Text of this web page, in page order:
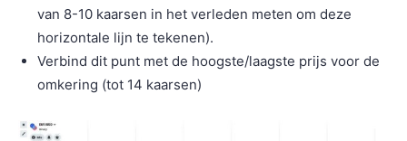
van 8-10 kaarsen in het verleden meten om deze
horizontale lijn te tekenen).
Verbind dit punt met de hoogste/laagste prijs voor de
omkering (tot 14 kaarsen)